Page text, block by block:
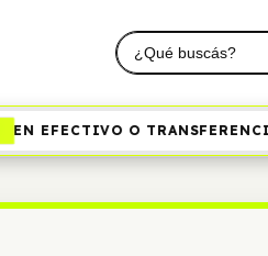
EFECTIVO O TRANSFERENCIA